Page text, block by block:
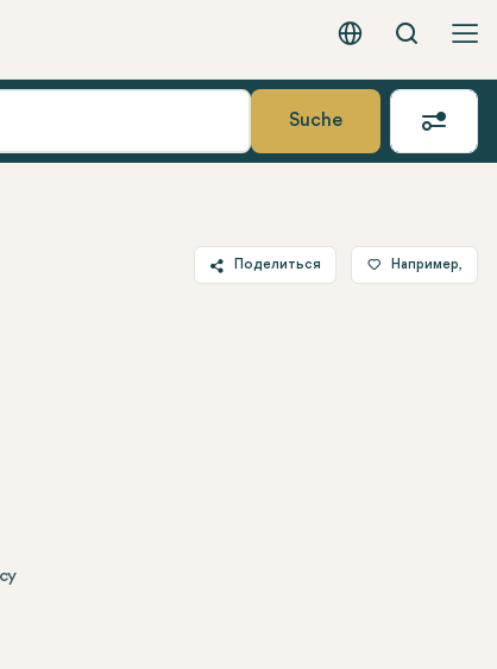
Русский - EUR
Вызов
Suche
Поделиться Например,